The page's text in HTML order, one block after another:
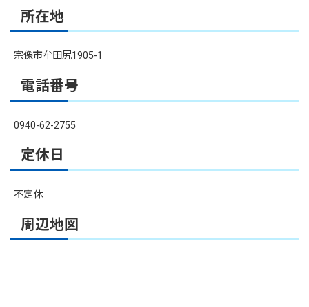
所在地
宗像市牟田尻1905-1
電話番号
0940-62-2755
定休日
不定休
周辺地図